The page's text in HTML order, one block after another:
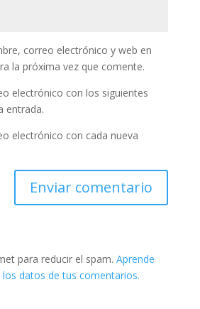
correo electrónico y web en
la próxima vez que comente.
electrónico con los siguientes
entrada.
electrónico con cada nueva
para reducir el spam. Aprende
datos de tus comentarios.